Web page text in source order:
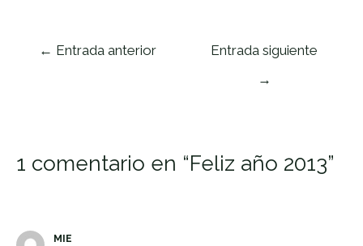
Navegación
← Entrada anterior
Entrada siguiente
→
1 comentario en “Feliz año 2013”
MIE